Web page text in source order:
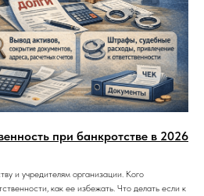
при банкротстве в 2026
и учредителям организации. Кого
как ее избежать. Что делать если к